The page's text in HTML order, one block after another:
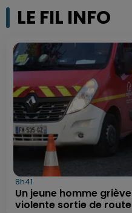
LE FIL INFO
8h41
Un jeune homme
violente sortie de